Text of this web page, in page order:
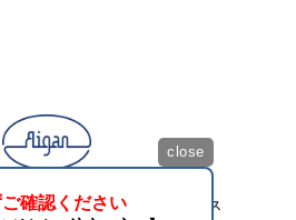
る」アイスタイリング・サービス
close